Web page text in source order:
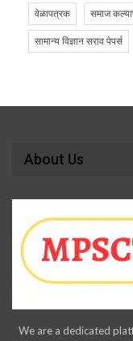
वेळापत्रक समाज
सामान्य विज्ञान सराव पेपर्स
About Us
We are a dedicated